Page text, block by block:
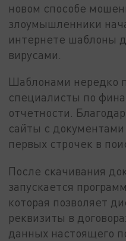
новом способе
злоумышленники
интернете шаблоны
вирусами.
Шаблонами нередко
специалисты по
отчетности.
сайты с
первых строчек в
После скачивания
запускается
которая позволяет
реквизиты в
данных настоящего